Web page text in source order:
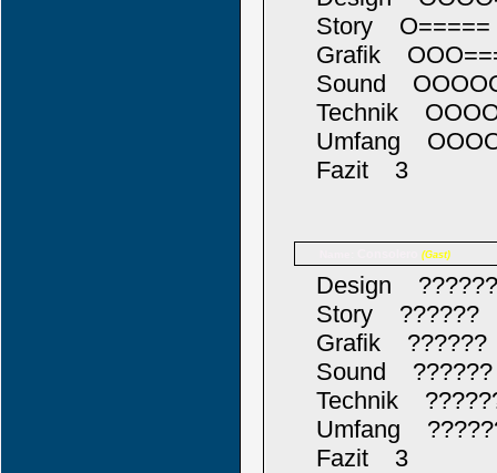
Story O=====
Grafik
Sound
Technik
Umfang
Fazit 3
(Gast)
Design ??????
Story ??????
Grafik ??????
Sound ??????
Technik
Umfang
Fazit 3